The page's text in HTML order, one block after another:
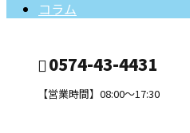
コラム
0574-43-4431
【営業時間】08:00～17:30